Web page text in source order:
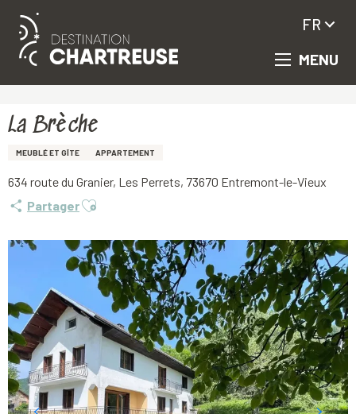
Aller
principal
MENU
FR
La Brèche
MEUBLÉ ET GÎTE APPARTEMENT
634 route du Granier, Les Perrets, 73670 Entremont-le-Vieux
PartagerAjouter aux favoris